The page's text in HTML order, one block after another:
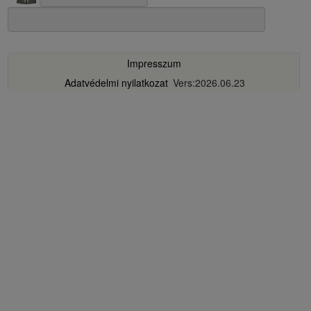
Impresszum
Adatvédelmi nyilatkozat Vers:2026.06.23